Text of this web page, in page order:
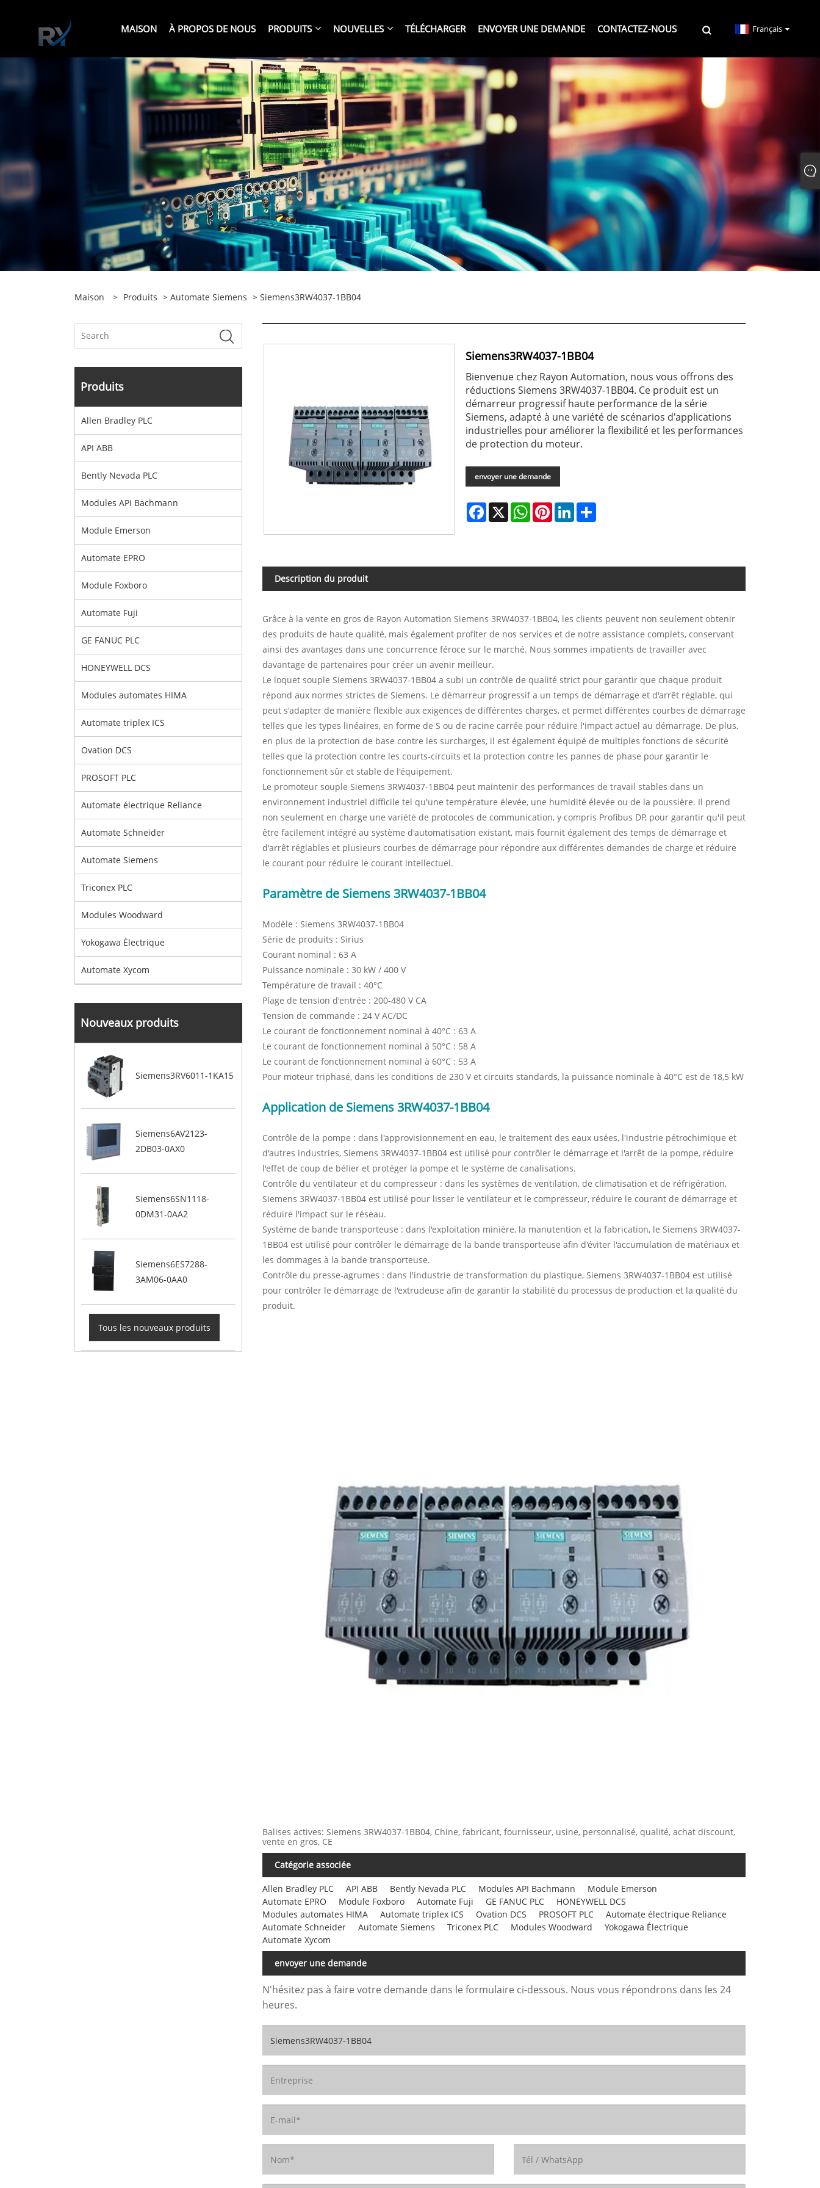
MAISON À PROPOS DE NOUS PRODUITS NOUVELLES TÉLÉCHARGER ENVOYER UNE DEMANDE CONTACTEZ-NOUS Français
Maison > Produits > Automate Siemens > Siemens3RW4037-1BB04
Produits
Allen Bradley PLC
API ABB
Bently Nevada PLC
Modules API Bachmann
Module Emerson
Automate EPRO
Module Foxboro
Automate Fuji
GE FANUC PLC
HONEYWELL DCS
Modules automates HIMA
Automate triplex ICS
Ovation DCS
PROSOFT PLC
Automate électrique Reliance
Automate Schneider
Automate Siemens
Triconex PLC
Modules Woodward
Yokogawa Électrique
Automate Xycom
Nouveaux produits
Siemens3RV6011-1KA15
Siemens6AV2123-
2DB03-0AX0
Siemens6SN1118-
0DM31-0AA2
Siemens6ES7288-
3AM06-0AA0
Tous les nouveaux produits
Siemens3RW4037-1BB04
Bienvenue chez Rayon Automation, nous vous offrons des
réductions Siemens 3RW4037-1BB04. Ce produit est un
démarreur progressif haute performance de la série
Siemens, adapté à une variété de scénarios d'applications
industrielles pour améliorer la flexibilité et les performances
de protection du moteur.
envoyer une demande
Facebook
X WhatsAppPinterestLinkedInShare
Description du produit
Grâce à la vente en gros de Rayon Automation Siemens 3RW4037-1BB04, les clients peuvent non seulement obtenir
des produits de haute qualité, mais également profiter de nos services et de notre assistance complets, conservant
ainsi des avantages dans une concurrence féroce sur le marché. Nous sommes impatients de travailler avec
davantage de partenaires pour créer un avenir meilleur.
Le loquet souple Siemens 3RW4037-1BB04 a subi un contrôle de qualité strict pour garantir que chaque produit
répond aux normes strictes de Siemens. Le démarreur progressif a un temps de démarrage et d'arrêt réglable, qui
peut s'adapter de manière flexible aux exigences de différentes charges, et permet différentes courbes de démarrage
telles que les types linéaires, en forme de S ou de racine carrée pour réduire l'impact actuel au démarrage. De plus,
en plus de la protection de base contre les surcharges, il est également équipé de multiples fonctions de sécurité
telles que la protection contre les courts-circuits et la protection contre les pannes de phase pour garantir le
fonctionnement sûr et stable de l'équipement.
Le promoteur souple Siemens 3RW4037-1BB04 peut maintenir des performances de travail stables dans un
environnement industriel difficile tel qu'une température élevée, une humidité élevée ou de la poussière. Il prend
non seulement en charge une variété de protocoles de communication, y compris Profibus DP, pour garantir qu'il peut
être facilement intégré au système d'automatisation existant, mais fournit également des temps de démarrage et
d'arrêt réglables et plusieurs courbes de démarrage pour répondre aux différentes demandes de charge et réduire
le courant pour réduire le courant intellectuel.
Paramètre de Siemens 3RW4037-1BB04
Modèle : Siemens 3RW4037-1BB04
Série de produits : Sirius
Courant nominal : 63 A
Puissance nominale : 30 kW / 400 V
Température de travail : 40°C
Plage de tension d'entrée : 200-480 V CA
Tension de commande : 24 V AC/DC
Le courant de fonctionnement nominal à 40°C : 63 A
Le courant de fonctionnement nominal à 50°C : 58 A
Le courant de fonctionnement nominal à 60°C : 53 A
Pour moteur triphasé, dans les conditions de 230 V et circuits standards, la puissance nominale à 40°C est de 18,5 kW
Application de Siemens 3RW4037-1BB04
Contrôle de la pompe : dans l'approvisionnement en eau, le traitement des eaux usées, l'industrie pétrochimique et
d'autres industries, Siemens 3RW4037-1BB04 est utilisé pour contrôler le démarrage et l'arrêt de la pompe, réduire
l'effet de coup de bélier et protéger la pompe et le système de canalisations.
Contrôle du ventilateur et du compresseur : dans les systèmes de ventilation, de climatisation et de réfrigération,
Siemens 3RW4037-1BB04 est utilisé pour lisser le ventilateur et le compresseur, réduire le courant de démarrage et
réduire l'impact sur le réseau.
Système de bande transporteuse : dans l'exploitation minière, la manutention et la fabrication, le Siemens 3RW4037-
1BB04 est utilisé pour contrôler le démarrage de la bande transporteuse afin d'éviter l'accumulation de matériaux et
les dommages à la bande transporteuse.
Contrôle du presse-agrumes : dans l'industrie de transformation du plastique, Siemens 3RW4037-1BB04 est utilisé
pour contrôler le démarrage de l'extrudeuse afin de garantir la stabilité du processus de production et la qualité du
produit.
Balises actives: Siemens 3RW4037-1BB04, Chine, fabricant, fournisseur, usine, personnalisé, qualité, achat discount,
vente en gros, CE
Catégorie associée
Allen Bradley PLC API ABB Bently Nevada PLC Modules API Bachmann
Module Emerson
Automate EPRO
Module Foxboro Automate Fuji GE FANUC PLC
HONEYWELL DCS
Modules automates HIMA
Automate triplex ICS Ovation DCS PROSOFT PLC
Automate électrique Reliance
Automate Schneider
Automate Siemens Triconex PLC Modules Woodward
Yokogawa Électrique
Automate Xycom
envoyer une demande
N'hésitez pas à faire votre demande dans le formulaire ci-dessous. Nous vous répondrons dans les 24
heures.